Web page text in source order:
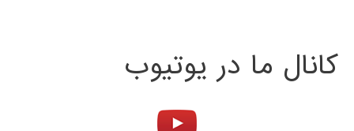
کانال ما در یوتیوب